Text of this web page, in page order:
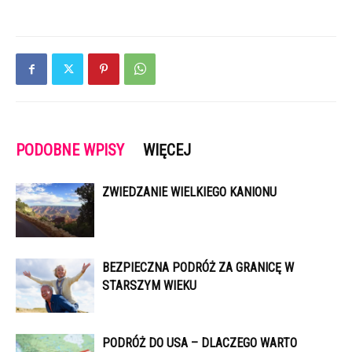
PODOBNE WPISY WIĘCEJ
ZWIEDZANIE WIELKIEGO KANIONU
BEZPIECZNA PODRÓŻ ZA GRANICĘ W
STARSZYM WIEKU
PODRÓŻ DO USA – DLACZEGO WARTO